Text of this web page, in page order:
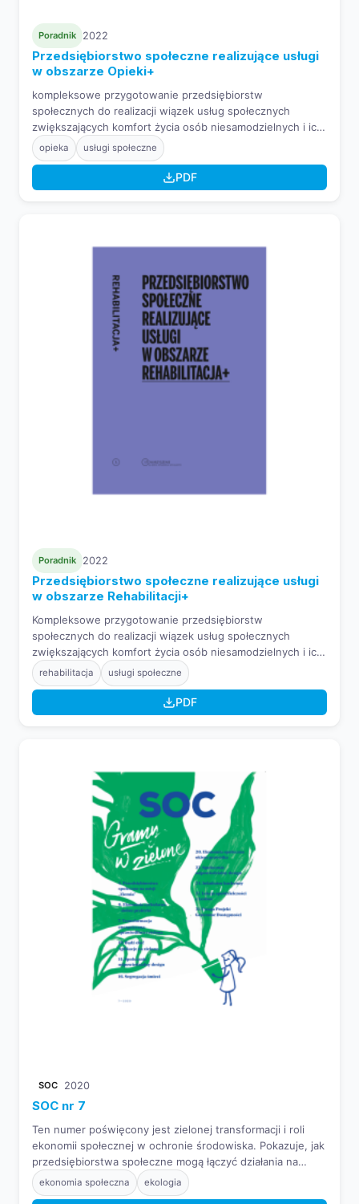
Poradnik 2022
Przedsiębiorstwo społeczne realizujące usługi
w obszarze Opieki+
kompleksowe przygotowanie przedsiębiorstw
społecznych do realizacji wiązek usług społecznych
zwiększających komfort życia osób niesamodzielnych i ich
rodzin.
opieka usługi społeczne
PDF
Poradnik 2022
Przedsiębiorstwo społeczne realizujące usługi
w obszarze Rehabilitacji+
Kompleksowe przygotowanie przedsiębiorstw
społecznych do realizacji wiązek usług społecznych
zwiększających komfort życia osób niesamodzielnych i ich
rodzin.
rehabilitacja usługi społeczne
PDF
SOC 2020
SOC nr 7
Ten numer poświęcony jest zielonej transformacji i roli
ekonomii społecznej w ochronie środowiska. Pokazuje, jak
przedsiębiorstwa społeczne mogą łączyć działania na
rzecz ludzi z troską o klimat, wspierając zrównoważony
rozwój i ekologiczne rozwiązania.
ekonomia społeczna ekologia